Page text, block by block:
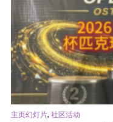
主页幻灯片, 社区活动